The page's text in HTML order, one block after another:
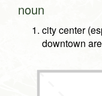
noun
city center
downtown